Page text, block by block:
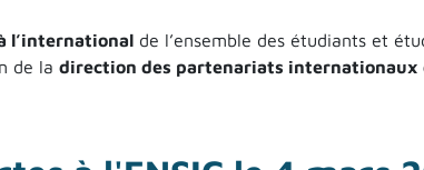
l’international de l’ensemble des étudiants et
de ladirection des partenariats internationaux
: l’ENSIC à l’international